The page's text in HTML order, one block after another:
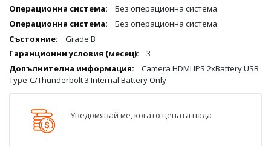
Без операционна система
Без операционна система
Grade B
3
Camera HDMI IPS 2xBattery USB
Type-C/Thunderbolt 3 Internal Battery Only
Уведомявай ме, когато цената пада